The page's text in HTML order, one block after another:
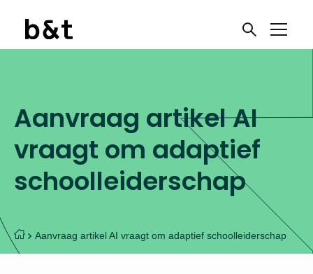
Aanvraag artikel AI
vraagt om adaptief
schoolleiderschap
Aanvraag artikel AI vraagt om adaptief schoolleiderschap